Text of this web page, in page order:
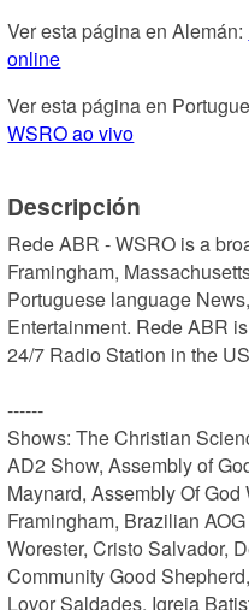
Ver esta página en Alemán:
online
Ver esta página en
WSRO ao vivo
Descripción
Rede ABR - WSRO is a
Framingham,
Portuguese language
Entertainment. Rede ABR
24/7 Radio Station in the
------
Shows: The Christian
AD2 Show, Assembly of
Maynard, Assembly Of
Framingham, Brazilian
Worester, Cristo Salvador,
Community Good
Lovor Saldades, Igreja